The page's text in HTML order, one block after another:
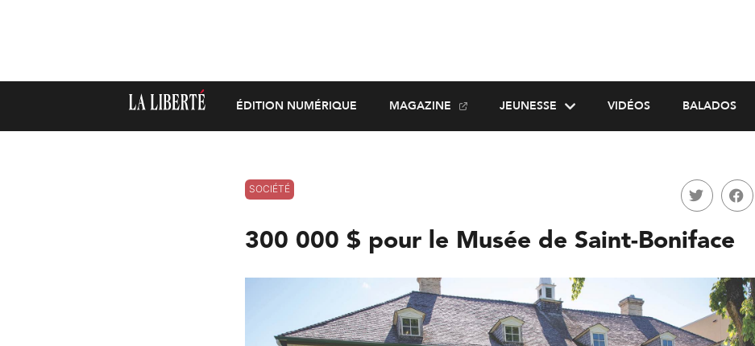
ÉDITION NUMÉRIQUE MAGAZINE JEUNESSE VIDÉOS BALADOS
SOCIÉTÉ
300 000 $ pour le Musée de Saint-Boniface